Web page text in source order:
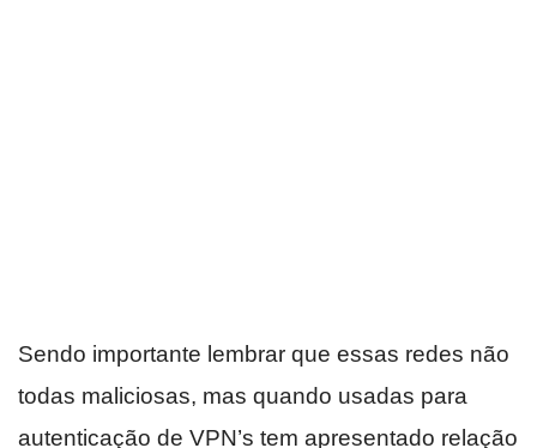
Sendo importante lembrar que essas redes não
todas maliciosas, mas quando usadas para
autenticação de VPN’s tem apresentado relação